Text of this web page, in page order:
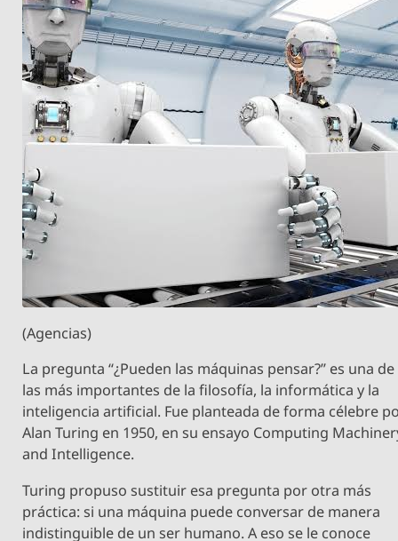
(Agencias)
La pregunta “¿Pueden las máquinas pensar?” es una de
las más importantes de la filosofía, la informática y la
inteligencia artificial. Fue planteada de forma célebre
Alan Turing en 1950, en su ensayo Computing
and Intelligence.
Turing propuso sustituir esa pregunta por otra más
práctica: si una máquina puede conversar de manera
indistinguible de un ser humano. A eso se le conoce